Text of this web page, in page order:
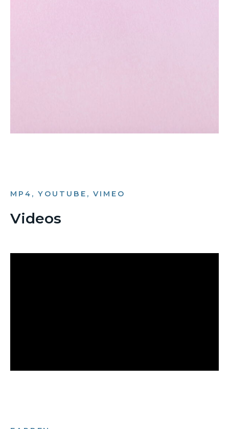
MP4, YOUTUBE, VIMEO
Videos